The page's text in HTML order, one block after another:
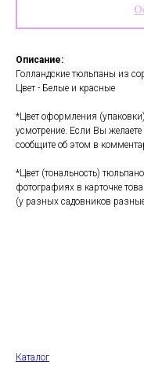
Описание:
Голландские тюльпаны из
Цвет - Белые и красные
*Цвет оформления
усмотрение. Если Вы
сообщите об этом в
*Цвет (тональность)
фотографиях в карточке
(у разных садовников
Каталог